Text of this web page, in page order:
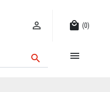
 local_mall (0)
 